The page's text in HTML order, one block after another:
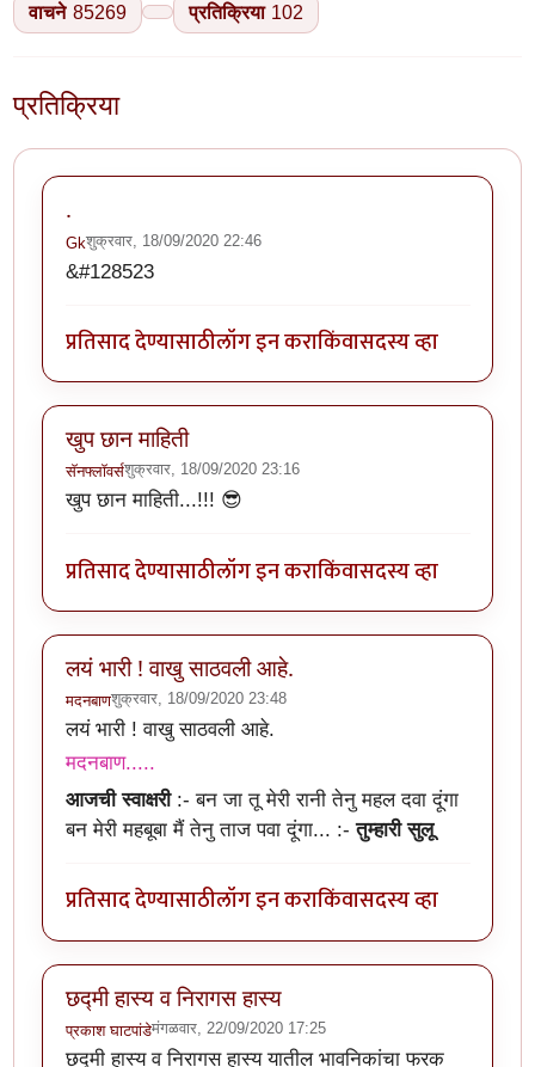
वाचने 85269 प्रतिक्रिया 102
प्रतिक्रिया
.
Gkशुक्रवार, 18/09/2020 22:46
&#128523
प्रतिसाद देण्यासाठीलॉग इन कराकिंवासदस्य व्हा
खुप छान माहिती
सॅनफ्लॉवर्सशुक्रवार, 18/09/2020 23:16
खुप छान माहिती...!!! 😎
प्रतिसाद देण्यासाठीलॉग इन कराकिंवासदस्य व्हा
लयं भारी ! वाखु साठवली आहे.
मदनबाणशुक्रवार, 18/09/2020 23:48
लयं भारी ! वाखु साठवली आहे.
मदनबाण.....
आजची स्वाक्षरी:-बन जा तू मेरी रानी तेनु महल दवा दूंगा
बन मेरी महबूबा मैं तेनु ताज पवा दूंगा... :-तुम्हारी सुलू
प्रतिसाद देण्यासाठीलॉग इन कराकिंवासदस्य व्हा
छद्मी हास्य व निरागस हास्य
प्रकाश घाटपांडेमंगळवार, 22/09/2020 17:25
छद्मी हास्य व निरागस हास्य यातील भावनिकांचा फरक